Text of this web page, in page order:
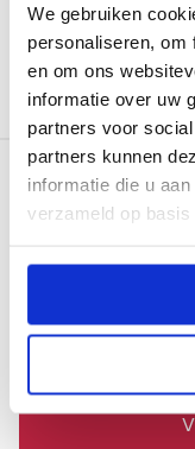
We gebruiken
personaliseren, om
en om ons
informatie over uw
partners voor
partners kunnen
informatie die u
verzameld op basis
Laag
Luchtvolume
Meer
Download de
of neem